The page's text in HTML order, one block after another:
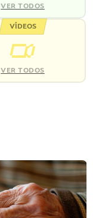
VER TODOS
VÍDEOS
VER TODOS